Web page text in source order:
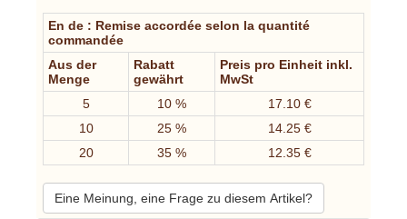
En de : Remise accordée selon la quantité
commandée
Aus der
Menge
Rabatt
gewährt
Preis pro Einheit inkl.
MwSt
5
10 %
17.10 €
10
25 %
14.25 €
20
35 % 12.35 €
Eine Meinung, eine Frage zu diesem Artikel?